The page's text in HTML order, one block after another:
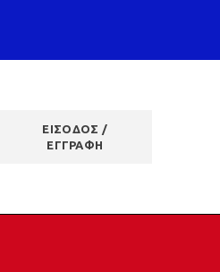
ΕΙΣΟΔΟΣ /
ΕΓΓΡΑΦΗ